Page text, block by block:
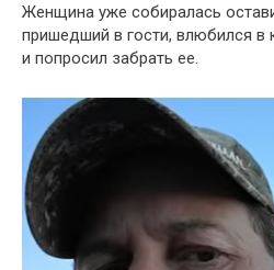
Женщина уже собиралась
пришедший в гости, влюбился в
и попросил забрать ее.